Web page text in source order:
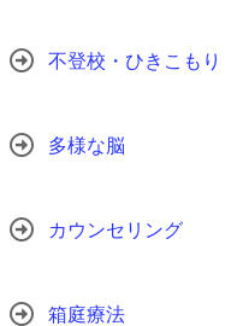
不登校・ひきこもり
多様な脳
カウンセリング
箱庭療法